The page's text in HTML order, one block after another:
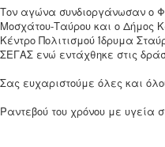
Τον αγώνα συνδιοργάνωσαν ο
Μοσχάτου-Ταύρου και ο Δήμος
Κέντρο Πολιτισμού Ίδρυμα
ΣΕΓΑΣ ενώ εντάχθηκε στις
Σας ευχαριστούμε όλες και
Ραντεβού του χρόνου με